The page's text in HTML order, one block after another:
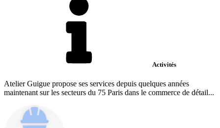
Activités
Atelier Guigue propose ses services depuis quelques années
maintenant sur les secteurs du 75 Paris dans le commerce de détail...